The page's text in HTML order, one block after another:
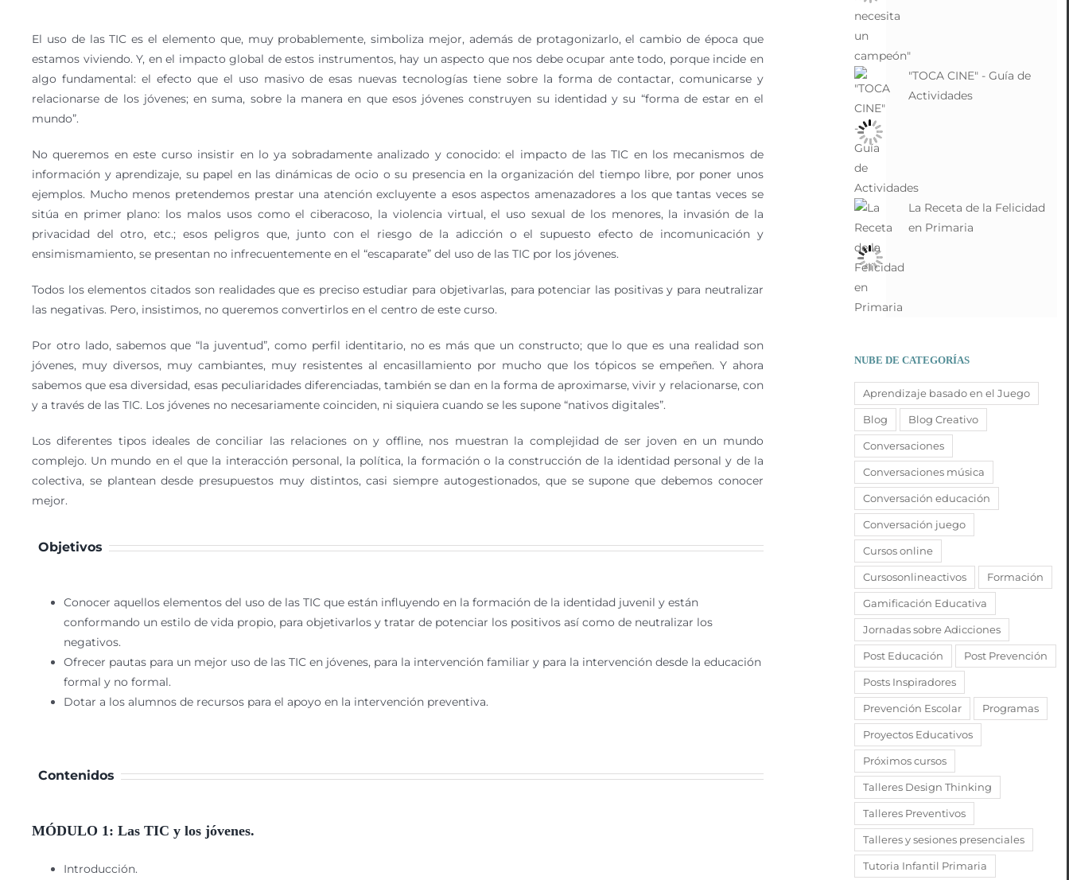
El uso de las TIC es el elemento que, muy probablemente, simboliza mejor, además de protagonizarlo, el cambio de época que
estamos viviendo. Y, en el impacto global de estos instrumentos, hay un aspecto que nos debe ocupar ante todo, porque incide en
algo fundamental: el efecto que el uso masivo de esas nuevas tecnologías tiene sobre la forma de contactar, comunicarse y
relacionarse de los jóvenes; en suma, sobre la manera en que esos jóvenes construyen su identidad y su “forma de estar en el
mundo”.
No queremos en este curso insistir en lo ya sobradamente analizado y conocido: el impacto de las TIC en los mecanismos de
información y aprendizaje, su papel en las dinámicas de ocio o su presencia en la organización del tiempo libre, por poner unos
ejemplos. Mucho menos pretendemos prestar una atención excluyente a esos aspectos amenazadores a los que tantas veces se
sitúa en primer plano: los malos usos como el ciberacoso, la violencia virtual, el uso sexual de los menores, la invasión de la
privacidad del otro, etc.; esos peligros que, junto con el riesgo de la adicción o el supuesto efecto de incomunicación y
ensimismamiento, se presentan no infrecuentemente en el “escaparate” del uso de las TIC por los jóvenes.
Todos los elementos citados son realidades que es preciso estudiar para objetivarlas, para potenciar las positivas y para neutralizar
las negativas. Pero, insistimos, no queremos convertirlos en el centro de este curso.
Por otro lado, sabemos que “la juventud”, como perfil identitario, no es más que un constructo; que lo que es una realidad son
jóvenes, muy diversos, muy cambiantes, muy resistentes al encasillamiento por mucho que los tópicos se empeñen. Y ahora
sabemos que esa diversidad, esas peculiaridades diferenciadas, también se dan en la forma de aproximarse, vivir y relacionarse, con
y a través de las TIC. Los jóvenes no necesariamente coinciden, ni siquiera cuando se les supone “nativos digitales”.
Los diferentes tipos ideales de conciliar las relaciones on y offline, nos muestran la complejidad de ser joven en un mundo
complejo. Un mundo en el que la interacción personal, la política, la formación o la construcción de la identidad personal y de la
colectiva, se plantean desde presupuestos muy distintos, casi siempre autogestionados, que se supone que debemos conocer
mejor.
Objetivos
Conocer aquellos elementos del uso de las TIC que están influyendo en la formación de la identidad juvenil y están
conformando un estilo de vida propio, para objetivarlos y tratar de potenciar los positivos así como de neutralizar los
negativos.
Ofrecer pautas para un mejor uso de las TIC en jóvenes, para la intervención familiar y para la intervención desde la educación
formal y no formal.
Dotar a los alumnos de recursos para el apoyo en la intervención preventiva.
Contenidos
MÓDULO 1: Las TIC y los jóvenes.
Introducción.
"TOCA CINE" - Guía de
Actividades
La Receta de la Felicidad
en Primaria
NUBE DE CATEGORÍAS
Aprendizaje basado en el Juego
Blog Blog Creativo
Conversaciones
Conversaciones música
Conversación educación
Conversación juego
Cursos online
Cursosonlineactivos Formación
Gamificación Educativa
Jornadas sobre Adicciones
Post Educación Post Prevención
Posts Inspiradores
Prevención Escolar Programas
Proyectos Educativos
Próximos cursos
Talleres Design Thinking
Talleres Preventivos
Talleres y sesiones presenciales
Tutoria Infantil Primaria